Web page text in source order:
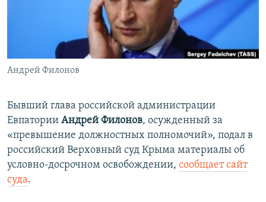
ПОБЕДИТЕЛЕЙ НЕ СУДЯТ?
КРЫМ.НЕПОКОРЕННЫЙ
УКРАИНСКАЯ ПРОБЛЕМА КРЫМА
Андрей Филонов
Бывший глава российской администрации
Евпатории Андрей Филонов, осужденный за
«превышение должностных полномочий», подал в
российский Верховный суд Крыма материалы об
условно-досрочном освобождении, сообщает сайт
суда.